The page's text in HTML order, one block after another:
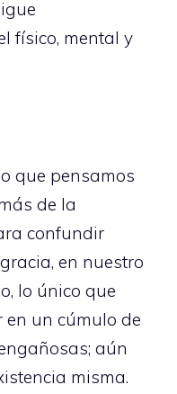
físico, mental y
que pensamos
de la
confundir
en nuestro
lo único que
en un cúmulo de
aún
misma.